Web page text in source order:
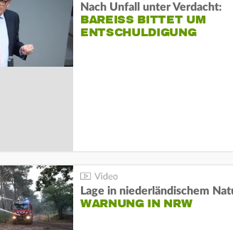
Nach Unfall unter Verdacht:
BAREISS BITTET UM E
NTSCHULDIGUNG
WARNUNG IN NRW